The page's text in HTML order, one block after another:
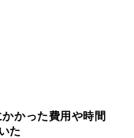
かった費用や時間
た